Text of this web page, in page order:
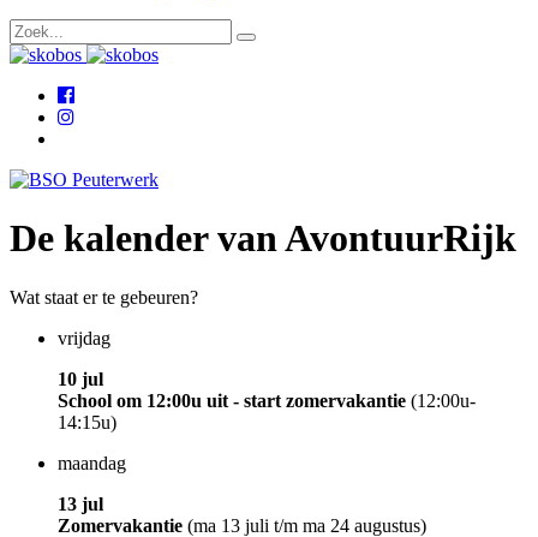
De kalender van AvontuurRijk
Wat staat er te gebeuren?
vrijdag
10 jul
School om 12:00u uit - start zomervakantie (12:00u-
14:15u)
maandag
13 jul
Zomervakantie (ma 13 juli t/m ma 24 augustus)